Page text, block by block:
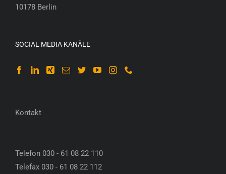
10178 Berlin
SOCIAL MEDIA KANÄLE
Kontakt
Telefon 030 - 61 08 22 110
Telefax 030 - 61 08 22 112